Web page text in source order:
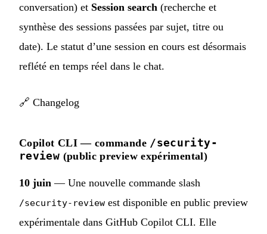
conversation) et Session search (recherche et
synthèse des sessions passées par sujet, titre ou
date). Le statut d’une session en cours est désormais
reflété en temps réel dans le chat.
🔗 Changelog
Copilot CLI — commande /security-
review (public preview expérimental)
10 juin — Une nouvelle commande slash
/security-review est disponible en public preview
expérimentale dans GitHub Copilot CLI. Elle